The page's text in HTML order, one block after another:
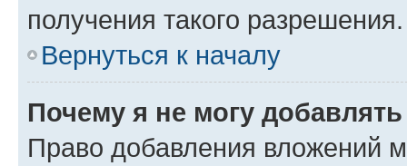
получения такого разрешения.
Вернуться к началу
Почему я не могу
Право добавления вложений